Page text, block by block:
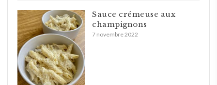
Sauce crémeuse aux
champignons
7 novembre 2022